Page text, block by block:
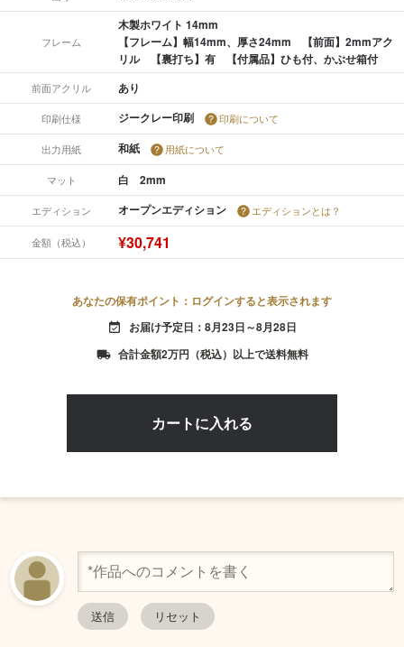
フレーム
木製ホワイト 14mm
【フレーム】幅14mm、厚さ24mm 【前面】2mmアク
リル 【裏打ち】有 【付属品】ひも付、かぶせ箱付
前面アクリル あり
印刷仕様 ジークレー印刷 印刷について
出力用紙 和紙 用紙について
マット 白 2mm
エディション オープンエディション エディションとは？
金額（税込） ¥30,741
あなたの保有ポイント：ログインすると表示されます
event_available お届け予定日：8月23日～8月28日
local_shipping 合計金額2万円（税込）以上で送料無料